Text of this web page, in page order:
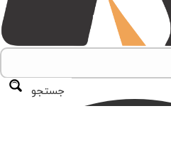
جستجو